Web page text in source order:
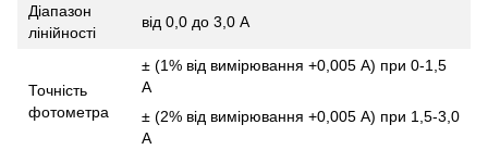
Діапазон
лінійності
від 0,0 до 3,0 А
Точність
фотометра
± (1% від вимірювання +0,005 А) при 0-1,5
А
± (2% від вимірювання +0,005 А) при 1,5-3,0
А